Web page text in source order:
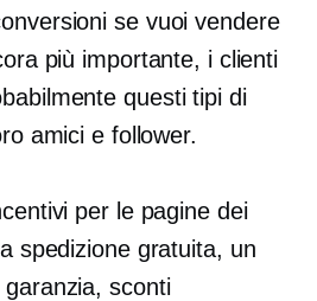
se vuoi vendere
più importante, i clienti
questi tipi di
amici e follower.
per le pagine dei
spedizione gratuita, un
garanzia, sconti